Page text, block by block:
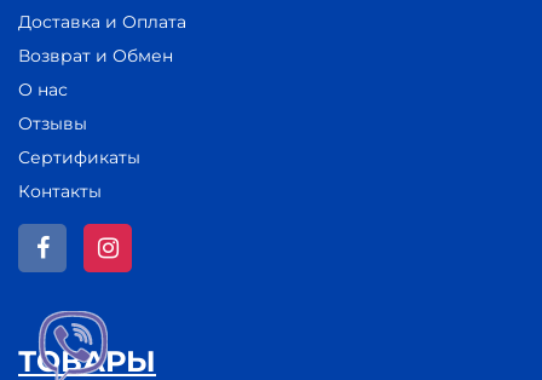
Доставка и Оплата
Возврат и Обмен
О нас
Отзывы
Сертификаты
Контакты
ТОВАРЫ